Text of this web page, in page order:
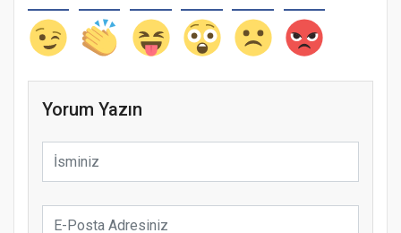
Yorum Yazın